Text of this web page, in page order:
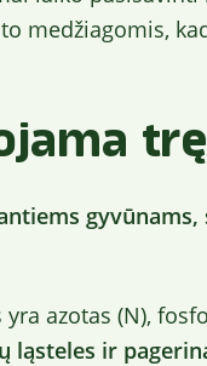
medžiagomis,
azotas (N),
ir